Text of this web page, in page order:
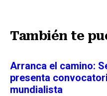
También te
Arranca el camino:
presenta
mundialista